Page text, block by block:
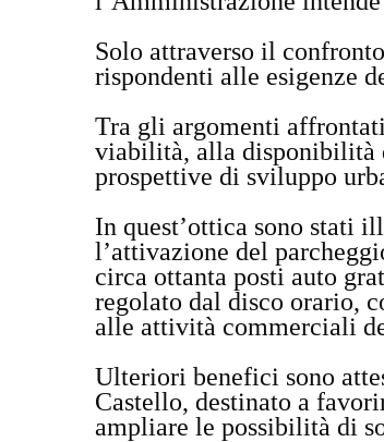
Solo attraverso il
rispondenti alle esigenze
Tra gli argomenti
viabilità, alla disponibilità
prospettive di sviluppo
In quest’ottica sono stati
l’attivazione del
circa ottanta posti auto
regolato dal disco orario,
alle attività commerciali
Ulteriori benefici sono
Castello, destinato a
ampliare le possibilità di